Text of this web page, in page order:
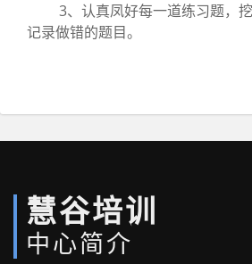
3、认真凤好每一道练习题，
记录做错的题目。
慧谷培训
中心简介